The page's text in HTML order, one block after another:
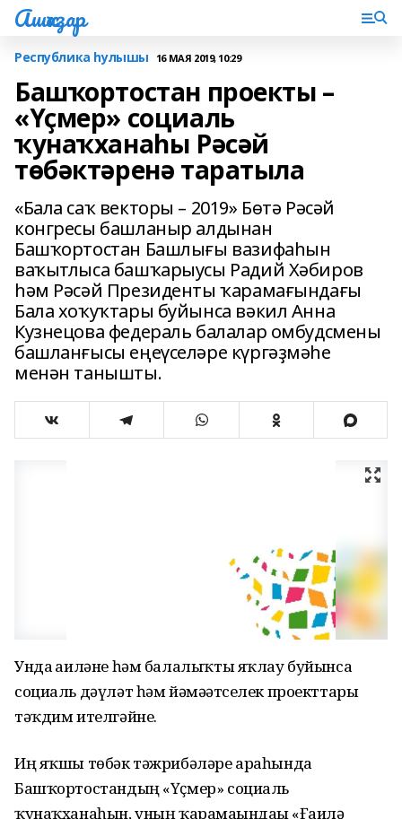
Ашҡаҙар
Республика һулышы 16 МАЯ 2019, 10:29
Башҡортостан проекты –
«Үҫмер» социаль
ҡунаҡханаһы Рәсәй
төбәктәренә таратыла
«Бала саҡ векторы – 2019» Бөтә Рәсәй
конгресы башланыр алдынан
Башҡортостан Башлығы вазифаһын
ваҡытлыса башҡарыусы Радий Хәбиров
һәм Рәсәй Президенты ҡарамағындағы
Бала хоҡуҡтары буйынса вәкил Анна
Кузнецова федераль балалар омбудсмены
башланғысы еңеүселәре күргәҙмәһе
менән танышты.
Унда ғаиләне һәм балалыҡты яҡлау буйынса
социаль дәүләт һәм йәмәғәтселек проекттары
тәҡдим ителгәйне.
Иң яҡшы төбәк тәжрибәләре араһында
Башҡортостандың «Үҫмер» социаль
ҡунаҡханаһын, уның ҡарамағындағы «Ғаилә